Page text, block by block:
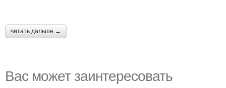
читать дальше →
Вас может заинтересовать